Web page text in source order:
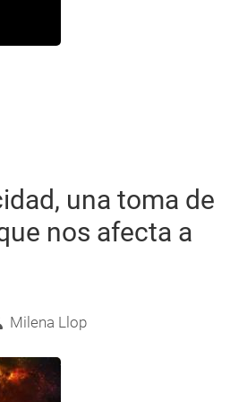
una toma de
nos afecta a
Milena Llop